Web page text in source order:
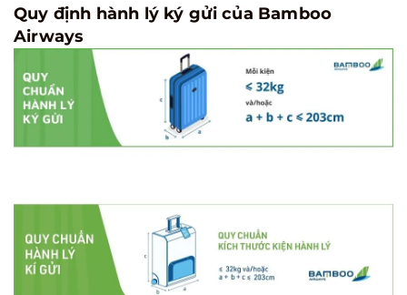
Quy định hành lý ký gửi của Bamboo
Airways